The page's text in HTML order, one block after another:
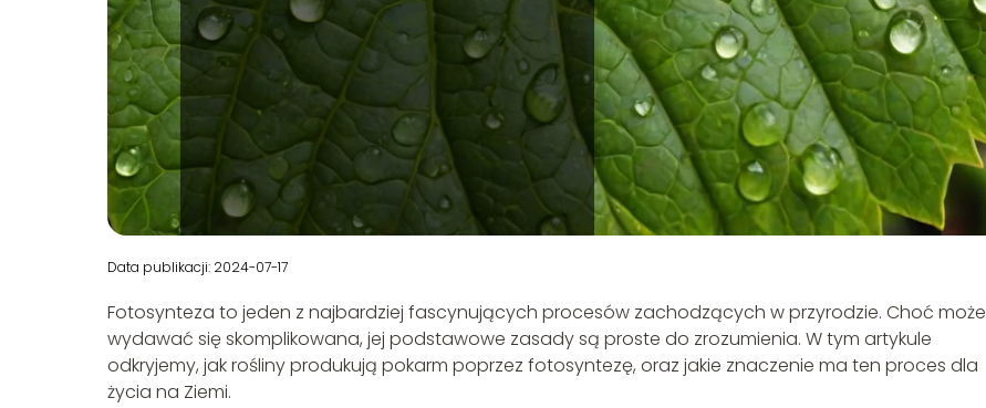
Data publikacji: 2024-07-17
Fotosynteza to jeden z najbardziej fascynujących procesów zachodzących w przyrodzie. Choć może
wydawać się skomplikowana, jej podstawowe zasady są proste do zrozumienia. W tym artykule
odkryjemy, jak rośliny produkują pokarm poprzez fotosyntezę, oraz jakie znaczenie ma ten proces dla
życia na Ziemi.